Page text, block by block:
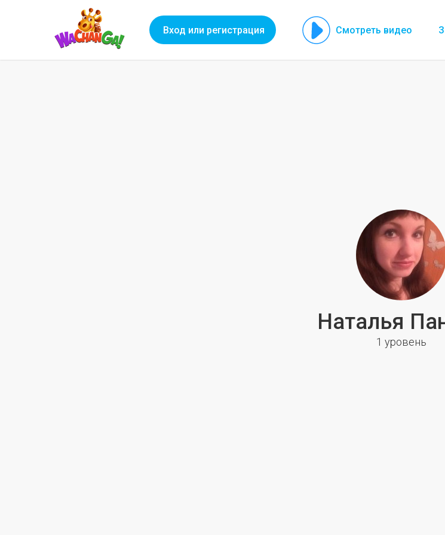
Вход или регистрация Смотреть видео
Наталья
1 уровень